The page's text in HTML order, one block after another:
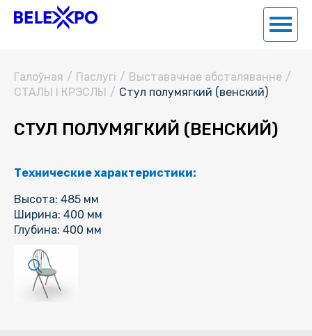
Галоўная / Паслугi / Выставачнае абсталяванне /
СТАЛЫ І КРЭСЛЫ / Стул полумягкий (венский)
СТУЛ ПОЛУМЯГКИЙ (ВЕНСКИЙ)
Технические характеристики:
Высота: 485 мм
Ширина: 400 мм
Глубина: 400 мм